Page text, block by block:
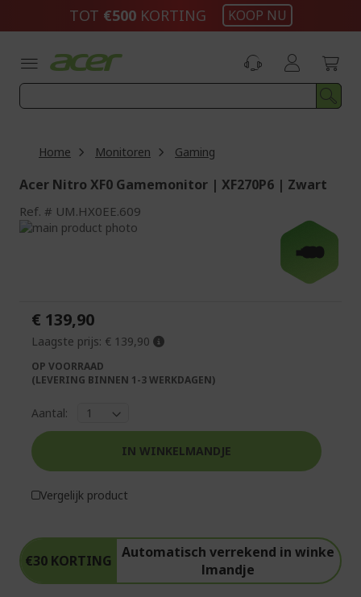
inhoud
TOT €500KORTING KOOP NU
Home Monitoren Gaming
Acer Nitro XF0 Gamemonitor | XF270P6 | Zwart
Ref. UM.HX0EE.609
Ga
afbeeldingen-
gallerij
-€30
afbeeldingen-
€30 KORTING
Automatisch verrekend in winke
lmandje
€ 139,90
Laagste prijs: € 139,90
OP VOORRAAD
(LEVERING BINNEN 1-3 WERKDAGEN)
Aantal:
IN WINKELMANDJE
Vergelijk product